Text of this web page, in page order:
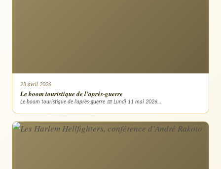
28 avril 2026
Le boom touristique de l’après-guerre
Le boom touristique de l’après-guerre 📅 Lundi 11 mai 2026…